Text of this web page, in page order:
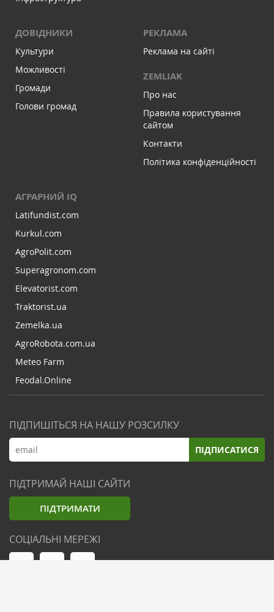
ДОВІДНИКИ
Культури
Можливості
Громади
Голови громад
РЕКЛАМА
Реклама на сайті
ZEMLIAK
Про нас
Правила користування
сайтом
Контакти
Політика конфіденційності
АГРАРНИЙ IQ
Latifundist.com
Kurkul.com
AgroPolit.com
Superagronom.com
Elevatorist.com
Traktorist.ua
Zemelka.ua
AgroRobota.com.ua
Meteo Farm
Feodal.Online
ПІДПИШІТЬСЯ НА НАШУ РОЗСИЛКУ
ПІДПИСАТИСЯ
ПІДТРИМАЙ НАШІ САЙТИ
ПІДТРИМАТИ
СОЦІАЛЬНІ МЕРЕЖІ